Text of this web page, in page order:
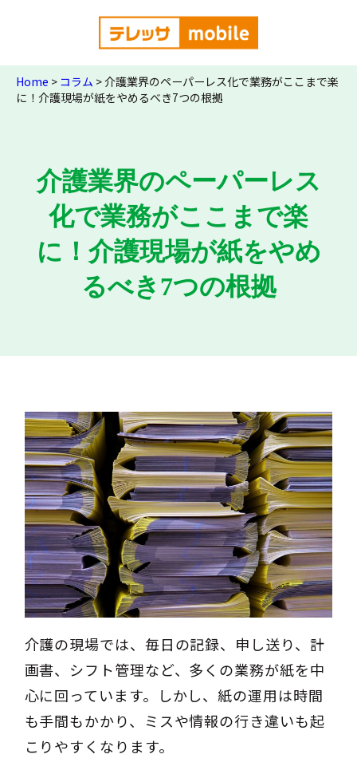
Home > コラム >介護業界のペーパーレス化で業務がここまで楽
に！介護現場が紙をやめるべき7つの根拠
介護業界のペーパーレス
化で業務がここまで楽
に！介護現場が紙をやめ
るべき7つの根拠
介護の現場では、毎日の記録、申し送り、計
画書、シフト管理など、多くの業務が紙を中
心に回っています。しかし、紙の運用は時間
も手間もかかり、ミスや情報の行き違いも起
こりやすくなります。